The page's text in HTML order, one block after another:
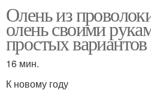
Олень из
олень своими
простых вариантов
16 мин.
К новому году